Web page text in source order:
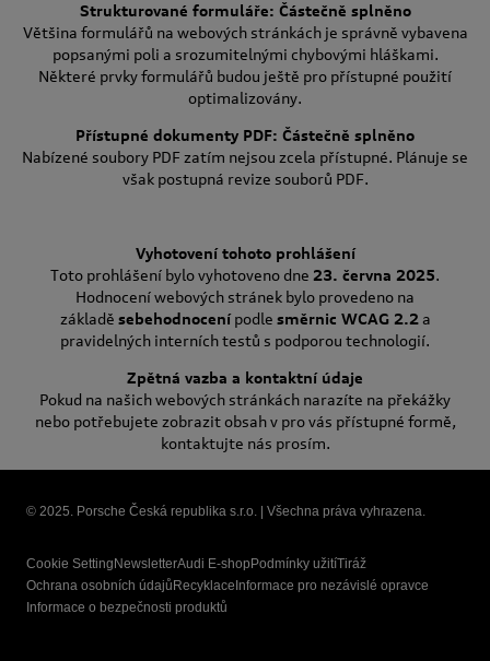
Strukturované formuláře: Částečně splněno
Většina formulářů na webových stránkách je správně vybavena
popsanými poli a srozumitelnými chybovými hláškami.
Některé prvky formulářů budou ještě pro přístupné použití
optimalizovány.
Přístupné dokumenty PDF: Částečně splněno
Nabízené soubory PDF zatím nejsou zcela přístupné. Plánuje se
však postupná revize souborů PDF.
Vyhotovení tohoto prohlášení
Toto prohlášení bylo vyhotoveno dne 23. června 2025.
Hodnocení webových stránek bylo provedeno na
základě sebehodnocenípodle směrnic WCAG 2.2a
pravidelných interních testů s podporou technologií.
Zpětná vazba a kontaktní údaje
Pokud na našich webových stránkách narazíte na překážky
nebo potřebujete zobrazit obsah v pro vás přístupné formě,
kontaktujte nás prosím.
© 2025. Porsche Česká republika s.r.o. | Všechna práva vyhrazena.
Cookie Setting NewsletterAudi E-shop Podmínky užitíTiráž
Ochrana osobních údajů Recyklace Informace pro nezávislé opravce
Informace o bezpečnosti produktů